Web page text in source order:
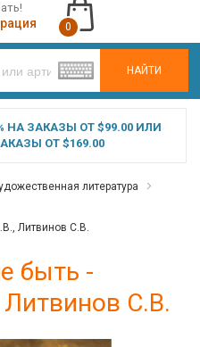
НАЙТИ
0
ЗАКАЗЫ ОТ $99.00 ИЛИ
ОТ $169.00
литература
Литвинов С.В.
быть -
С.В.